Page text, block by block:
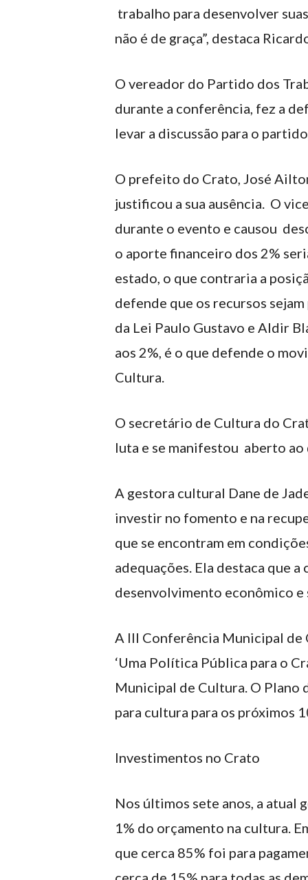
trabalho para desenvolver
não é de graça”, destaca
O vereador do Partido dos
durante a conferência, fez a
levar a discussão para o
O prefeito do Crato, José
justificou a sua ausência. O
durante o evento e causou
o aporte financeiro dos 2%
estado, o que contraria a
defende que os recursos
da Lei Paulo Gustavo e Aldir
aos 2%, é o que defende o
Cultura.
O secretário de Cultura do
luta e se manifestou aberto ao
A gestora cultural Dane de
investir no fomento e na
que se encontram em
adequações. Ela destaca que
desenvolvimento econômico e
A III Conferência Municipal
‘Uma Política Pública para o
Municipal de Cultura. O Plano
para cultura para os próximos
Investimentos no Crato
Nos últimos sete anos, a atual
1% do orçamento na cultura.
que cerca 85% foi para